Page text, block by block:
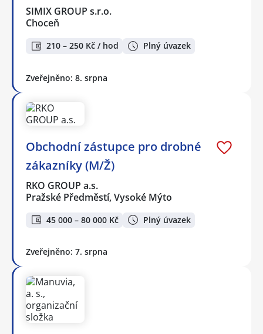
SIMIX GROUP s.r.o.
Choceň
210 – 250 Kč / hod Plný úvazek
Zveřejněno: 8. srpna
Obchodní zástupce pro drobné
zákazníky (M/Ž)
RKO GROUP a.s.
Pražské Předměstí, Vysoké Mýto
45 000 – 80 000 Kč Plný úvazek
Zveřejněno: 7. srpna